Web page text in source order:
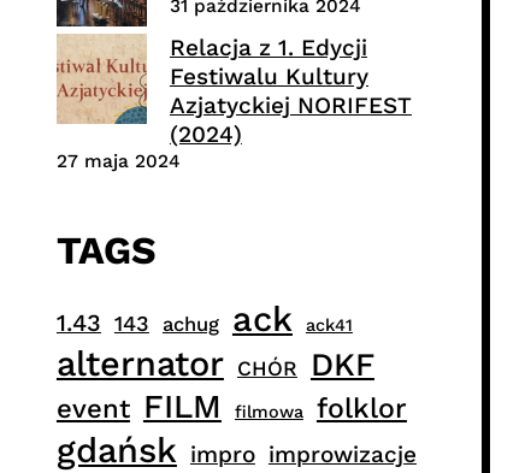
31 października 2024
Relacja z 1. Edycji
Festiwalu Kultury
Azjatyckiej NORIFEST
(2024)
27 maja 2024
TAGS
1.43 143 achug ack ack41
alternator CHÓR DKF
event FILM filmowa folklor
gdańsk impro improwizacje